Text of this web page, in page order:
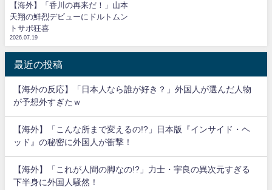
【海外】「香川の再来だ！」山本
天翔の鮮烈デビューにドルトムン
トサポ狂喜
2026.07.19
最近の投稿
【海外の反応】「日本人なら誰が好き？」外国人が選んだ人物
が予想外すぎたｗ
【海外】「こんな所まで変えるの!?」日本版『インサイド・ヘ
ッド』の秘密に外国人が衝撃！
【海外】「これが人間の脚なの!?」力士・宇良の異次元すぎる
下半身に外国人騒然！